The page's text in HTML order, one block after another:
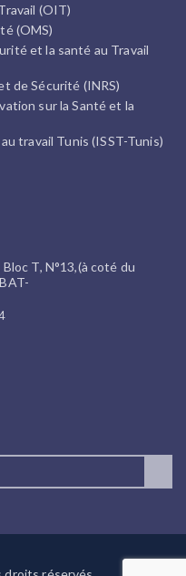
(OIT)
(OMS)
et la santé au Travail
de Sécurité (INRS)
sur la Santé et la
travail Tunis (ISST-Tunis)
T, N°13,(à coté du